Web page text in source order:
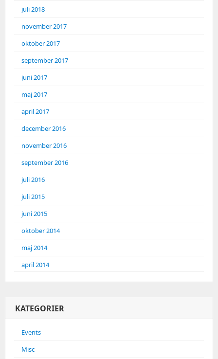
juli 2018
november 2017
oktober 2017
september 2017
juni 2017
maj 2017
april 2017
december 2016
november 2016
september 2016
juli 2016
juli 2015
juni 2015
oktober 2014
maj 2014
april 2014
KATEGORIER
Events
Misc